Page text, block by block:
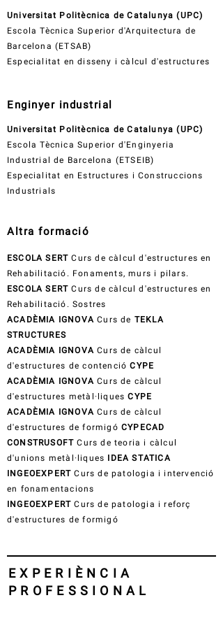
Universitat Politècnica de Catalunya (UPC)
Escola Tècnica Superior d'Arquitectura de
Barcelona (ETSAB)
Especialitat en disseny i càlcul d'estructures
Enginyer industrial
Universitat Politècnica de Catalunya (UPC)
Escola Tècnica Superior d'Enginyeria
Industrial de Barcelona (ETSEIB)
Especialitat en Estructures i Construccions
Industrials
Altra formació
ESCOLA SERTCurs de càlcul d'estructures en
Rehabilitació. Fonaments, murs i pilars.
ESCOLA SERTCurs de càlcul d'estructures en
Rehabilitació. Sostres
ACADÈMIA IGNOVACurs de TEKLA
STRUCTURES
ACADÈMIA IGNOVACurs de càlcul
d'estructures de contencióCYPE
ACADÈMIA IGNOVACurs de càlcul
d'estructures metàl·liquesCYPE
ACADÈMIA IGNOVACurs de càlcul
d'estructures de formigó CYPECAD
CONSTRUSOFTCurs de teoria i càlcul
d'unions metàl·liques
IDEA STATICA
INGEOEXPERTCurs de patologia i intervenció
en fonamentacions
INGEOEXPERTCurs de patologia i reforç
d'estructures de formigó
EXPERIÈNCIA
PROFESSIONAL